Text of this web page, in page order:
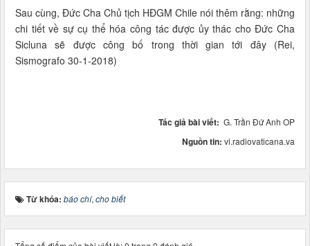
Sau cùng, Đức Cha Chủ tịch HĐGM Chile nói thêm rằng: những
chi tiết về sự cụ thể hóa công tác được ủy thác cho Đức Cha
Sicluna sẽ được công bố trong thời gian tới đây (Rei,
Sismografo 30-1-2018)
Tác giả bài viết: G. Trần Đứ Anh OP
Nguồn tin: vi.radiovaticana.va
Từ khóa: báo chí, cho biết